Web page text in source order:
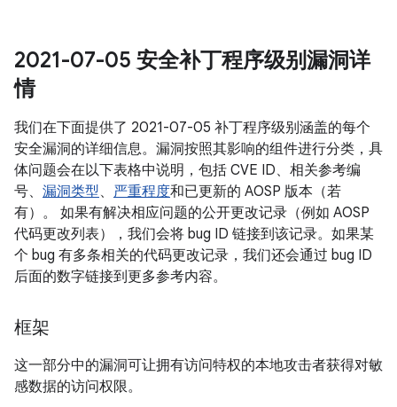
2021-07-05 安全补丁程序级别漏洞详
情
我们在下面提供了 2021-07-05 补丁程序级别涵盖的每个
安全漏洞的详细信息。漏洞按照其影响的组件进行分类，具
体问题会在以下表格中说明，包括 CVE ID、相关参考编
号、 漏洞类型、 严重程度和已更新的 AOSP 版本（若
有）。 如果有解决相应问题的公开更改记录（例如 AOSP
代码更改列表），我们会将 bug ID 链接到该记录。如果某
个 bug 有多条相关的代码更改记录，我们还会通过 bug ID
后面的数字链接到更多参考内容。
框架
这一部分中的漏洞可让拥有访问特权的本地攻击者获得对敏
感数据的访问权限。